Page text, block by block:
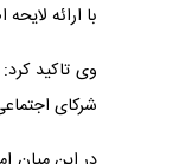
با ارائه
وی تاکید
شرکای